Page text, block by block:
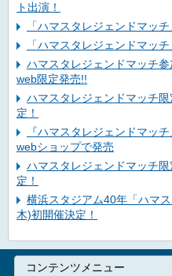
ト出演！
「ハマスタレジェンドマッ
「ハマスタレジェンドマッ
ハマスタレジェンドマッチ
web限定発売!!
ハマスタレジェンドマッチ
定！
『ハマスタレジェンドマッ
webショップで発売
ハマスタレジェンドマッチ
定！
横浜スタジアム40年「ハマ
木)初開催決定！